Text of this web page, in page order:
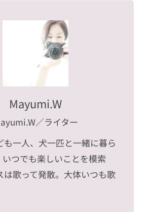
Mayumi.W
／ライター
も一人、犬一匹と一緒に暮ら
いつでも楽しいことを模索
は歌って発散。大体いつも歌